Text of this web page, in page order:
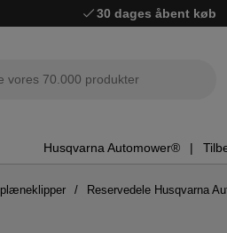
30 dages åbent køb
Husqvarna Automower®
Reservedele Husqvarna